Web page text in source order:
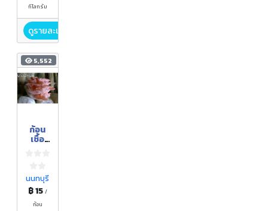
กิโลกรัม
ดูรายละเอียด
5,552
ก้อน
เชื้อ
สีชมพู
นนทบุรี
฿ 15 /
ก้อน